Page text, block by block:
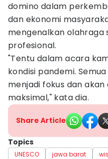
domino dalam
dan ekonomi
mengenalkan olahraga
profesional.
"Tentu dalam acara
kondisi pandemi.
menjadi fokus dan
maksimal," kata dia.
Share Article
Topics
UNESCO jawa barat